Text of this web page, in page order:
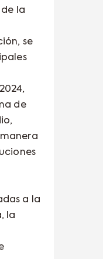
la
se
de
a la
la